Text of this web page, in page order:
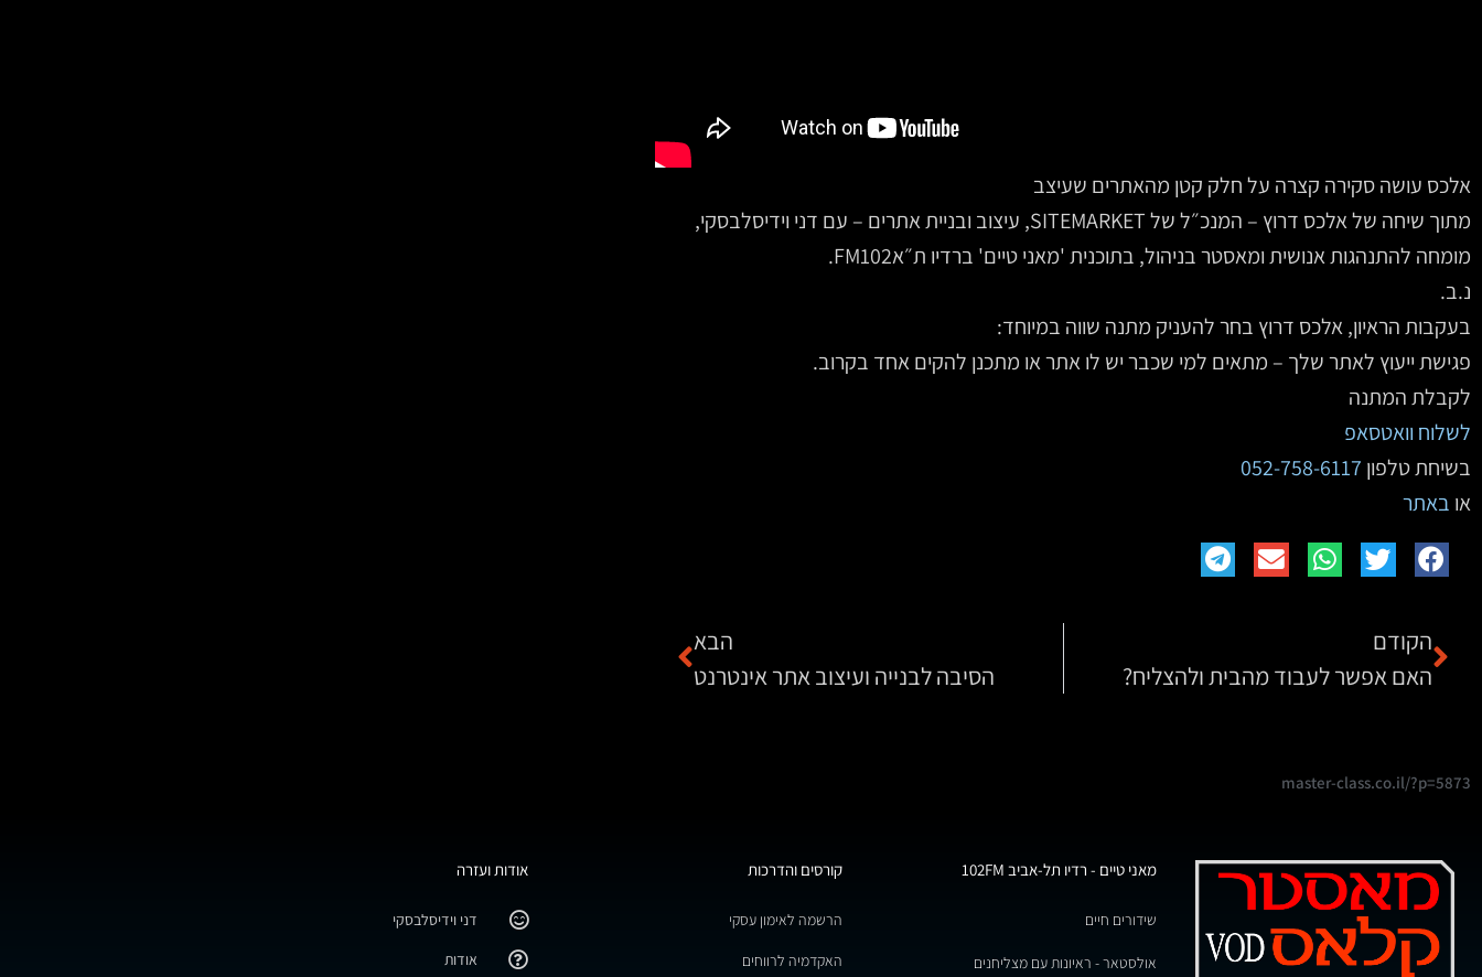
אלכס עושה סקירה קצרה על חלק קטן מהאתרים שעיצב
מתוך שיחה של אלכס דרוץ – המנכ״ל של SITEMARKET‏‏‏, עיצוב ובניית אתרים – עם דני וידיסלבסקי,
מומחה להתנהגות אנושית ומאסטר בניהול, בתוכנית 'מאני טיים' ברדיו ת״אFM102‏‏‏.
נ.ב.
בעקבות הראיון, אלכס דרוץ בחר להעניק מתנה שווה במיוחד:
פגישת ייעוץ לאתר שלך – מתאים למי שכבר יש לו אתר או מתכנן להקים אחד בקרוב.
לקבלת המתנה
לשלוח וואטסאפ
בשיחת טלפון 052-758-6117
או באתר
הקודם
האם אפשר לעבוד מהבית ולהצליח?
הבא
הסיבה לבנייה ועיצוב אתר אינטרנט
master-class.co.il/?p=5873
מאני טיים - רדיו תל-אביב 102FM
שידורים חיים
אולסטאר - ראיונות עם מצליחנים
קורסים והדרכות
הרשמה לאימון עסקי
האקדמיה לרווחים
אודות ועזרה
דני וידיסלבסקי
אודות